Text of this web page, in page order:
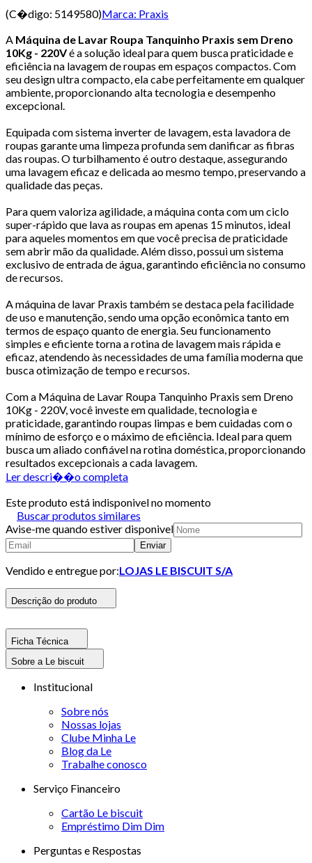
(C�digo: 5149580)Marca: Praxis
A Máquina de Lavar Roupa Tanquinho Praxis sem Dreno
10Kg - 220Vé a solução ideal para quem busca praticidade e
eficiência na lavagem de roupas em espaços compactos. Com
seu design ultra compacto, ela cabe perfeitamente em qualquer
ambiente, proporcionando alta tecnologia e desempenho
excepcional.
Equipada com sistema inverter de lavagem, esta lavadora de
roupas garante uma limpeza profunda sem danificar as fibras
das roupas. O turbilhamento é outro destaque, assegurando
uma lavagem eficaz e delicada ao mesmo tempo, preservando a
qualidade das peças.
Para quem valoriza agilidade, a máquina conta com um ciclo
super-rápido que lava as roupas em apenas 15 minutos, ideal
para aqueles momentos em que você precisa de praticidade
sem abrir mão da qualidade. Além disso, possui um sistema
exclusivo de entrada de água, garantindo eficiência no consumo
de recursos.
A máquina de lavar Praxis também se destaca pela facilidade
de uso e manutenção, sendo uma opção econômica tanto em
termos de espaço quanto de energia. Seu funcionamento
simples e eficiente torna a rotina de lavagem mais rápida e
eficaz, atendendo às necessidades de uma família moderna que
busca otimização de tempo e recursos.
Com a Máquina de Lavar Roupa Tanquinho Praxis sem Dreno
10Kg - 220V, você investe em qualidade, tecnologia e
praticidade, garantindo roupas limpas e bem cuidadas com o
mínimo de esforço e o máximo de eficiência. Ideal para quem
busca um aliado confiável na rotina doméstica, proporcionando
resultados excepcionais a cada lavagem.
Ler descri��o completa
Este produto está indisponivel no momento
Buscar produtos similares
Avise-me quando estiver disponivel
Enviar
Vendido e entregue por:LOJAS LE BISCUIT S/A
Descrição do produto
Ficha Técnica
Sobre a Le biscuit
Institucional
Sobre nós
Nossas lojas
Clube Minha Le
Blog da Le
Trabalhe conosco
Serviço Financeiro
Cartão Le biscuit
Empréstimo Dim Dim
Perguntas e Respostas